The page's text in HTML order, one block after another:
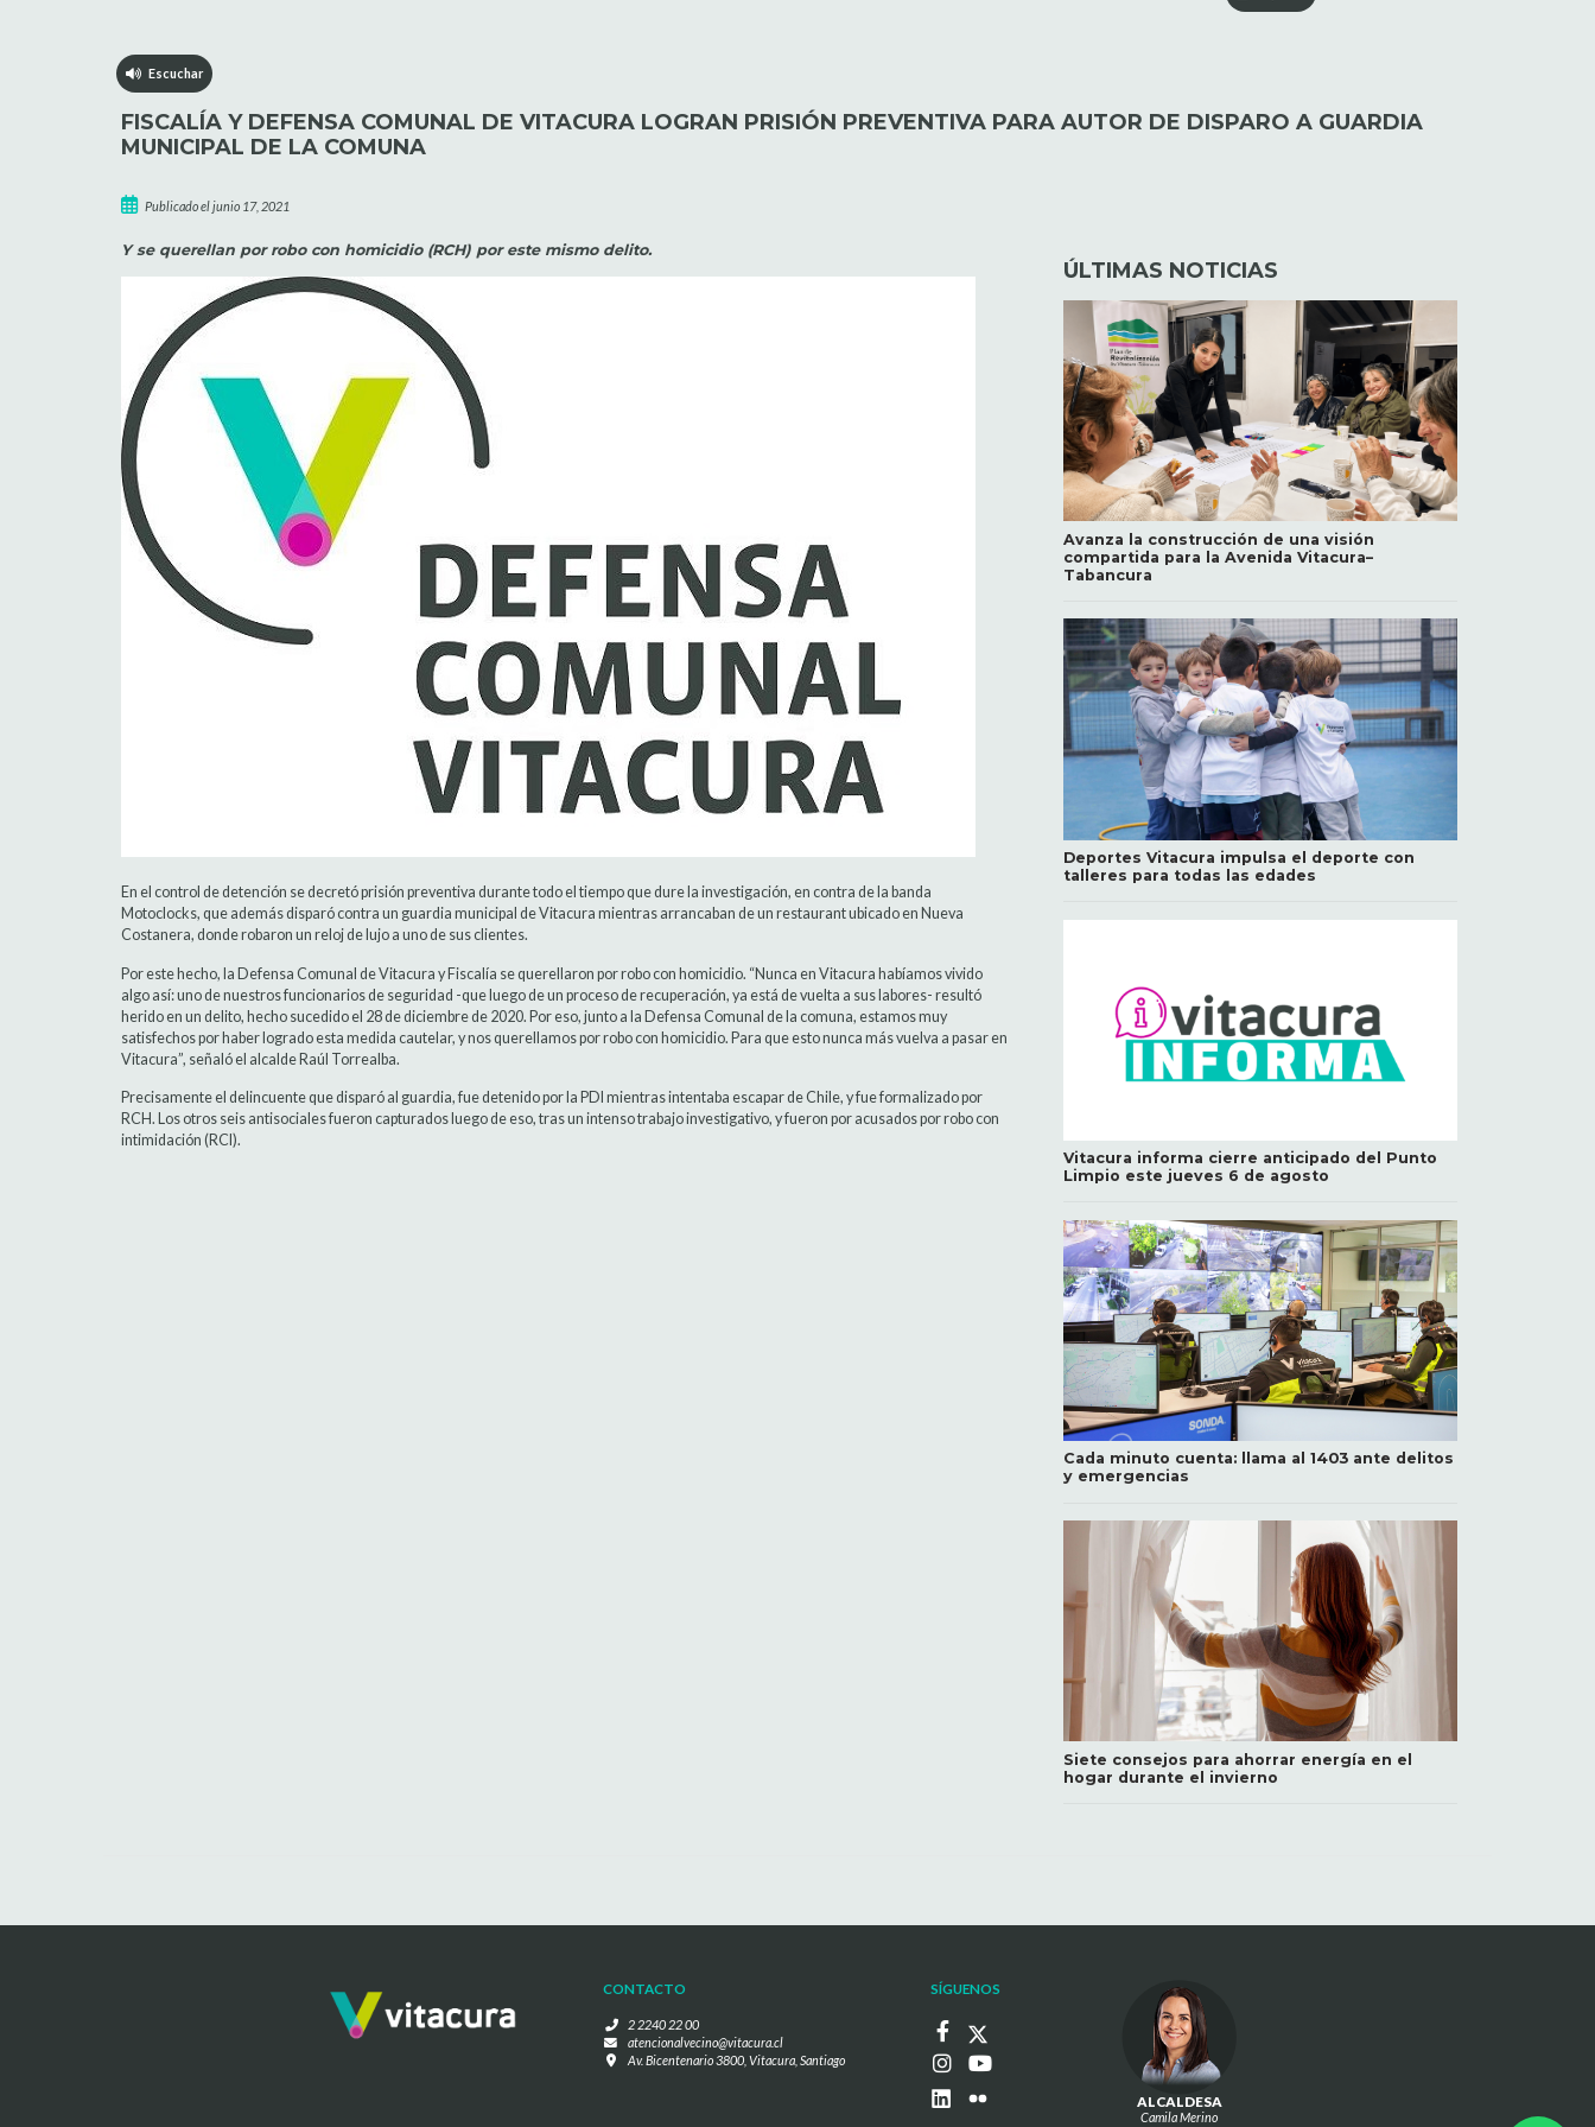
Escuchar
FISCALÍA Y DEFENSA COMUNAL DE VITACURA LOGRAN PRISIÓN PREVENTIVA PARA AUTOR DE DISPARO A GUARDIA
MUNICIPAL DE LA COMUNA
Publicado el junio 17, 2021
Y se querellan por robo con homicidio (RCH) por este mismo delito.
En el control de detención se decretó prisión preventiva durante todo el tiempo que dure la investigación, en contra de la banda
Motoclocks, que además disparó contra un guardia municipal de Vitacura mientras arrancaban de un restaurant ubicado en Nueva
Costanera, donde robaron un reloj de lujo a uno de sus clientes.
Por este hecho, la Defensa Comunal de Vitacura y Fiscalía se querellaron por robo con homicidio. “Nunca en Vitacura habíamos vivido
algo así: uno de nuestros funcionarios de seguridad -que luego de un proceso de recuperación, ya está de vuelta a sus labores- resultó
herido en un delito, hecho sucedido el 28 de diciembre de 2020. Por eso, junto a la Defensa Comunal de la comuna, estamos muy
satisfechos por haber logrado esta medida cautelar, y nos querellamos por robo con homicidio. Para que esto nunca más vuelva a pasar en
Vitacura”, señaló el alcalde Raúl Torrealba.
Precisamente el delincuente que disparó al guardia, fue detenido por la PDI mientras intentaba escapar de Chile, y fue formalizado por
RCH. Los otros seis antisociales fueron capturados luego de eso, tras un intenso trabajo investigativo, y fueron por acusados por robo con
intimidación (RCI).
ÚLTIMAS NOTICIAS
Avanza la construcción de una visión
compartida para la Avenida Vitacura–
Tabancura
Deportes Vitacura impulsa el deporte con
talleres para todas las edades
Vitacura informa cierre anticipado del Punto
Limpio este jueves 6 de agosto
Cada minuto cuenta: llama al 1403 ante delitos
y emergencias
Siete consejos para ahorrar energía en el
hogar durante el invierno
CONTACTO
2 2240 22 00
atencionalvecino@vitacura.cl
Av. Bicentenario 3800, Vitacura, Santiago
SÍGUENOS
ALCALDESA
Camila Merino